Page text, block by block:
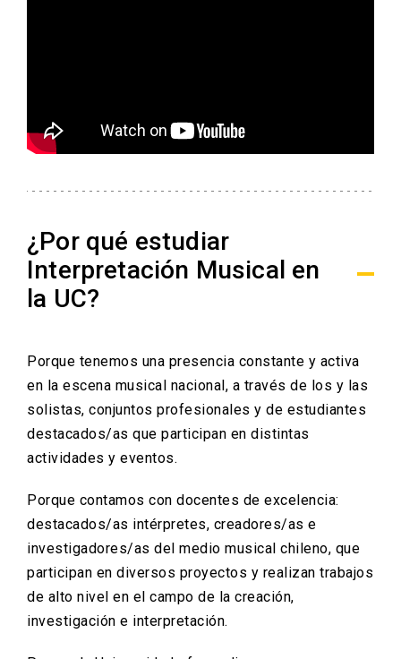
¿Por qué estudiar
Interpretación Musical en
la UC?
Porque tenemos una presencia constante y activa
en la escena musical nacional, a través de los y las
solistas, conjuntos profesionales y de estudiantes
destacados/as que participan en distintas
actividades y eventos.
Porque contamos con docentes de excelencia:
destacados/as intérpretes, creadores/as e
investigadores/as del medio musical chileno, que
participan en diversos proyectos y realizan trabajos
de alto nivel en el campo de la creación,
investigación e interpretación.